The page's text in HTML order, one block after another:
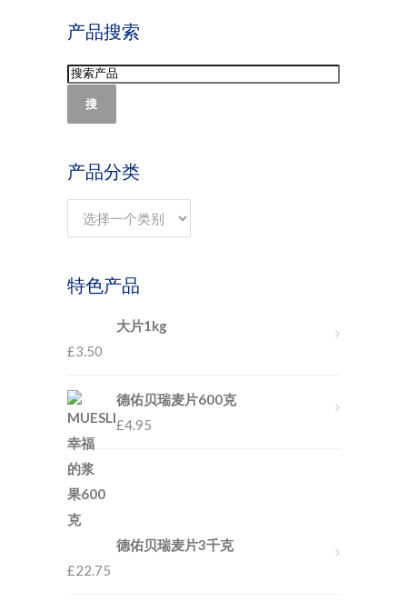
产品搜索
搜
产品分类
特色产品
大片1kg
£3.50
德佑贝瑞麦片600克
£4.95
德佑贝瑞麦片3千克
£22.75